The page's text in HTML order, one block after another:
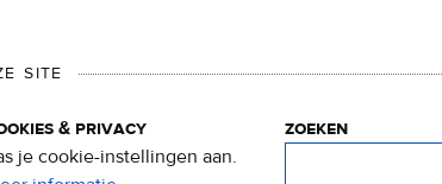
SITE
& privacy
je cookie-instellingen aan.
zoeken